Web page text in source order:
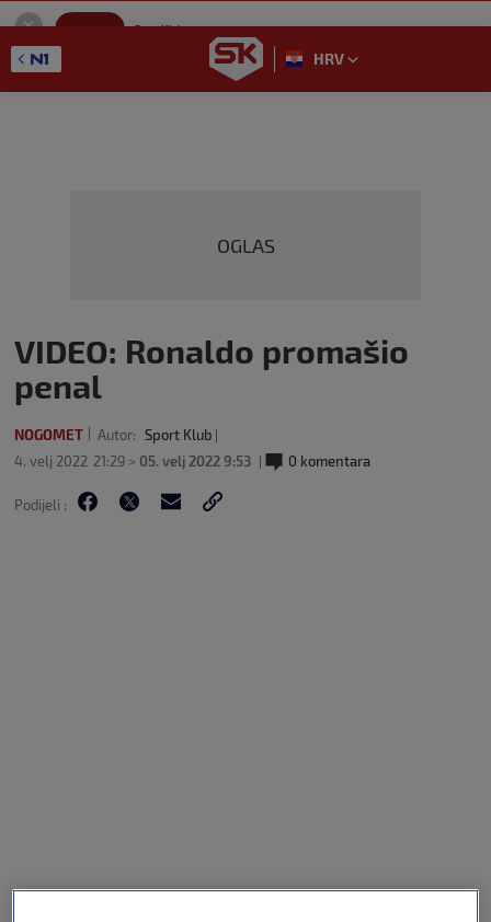
SportKlub
GET - On the Google Play
HRV
OGLAS
VIDEO: Ronaldo promašio
penal
NOGOMET Autor: Sport Klub
4. velj 2022 21:29 > 05. velj 2022 9:53 0 komentara
Podijeli :